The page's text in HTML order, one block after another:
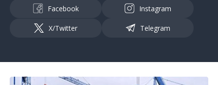
Facebook Instagram
X/Twitter Telegram